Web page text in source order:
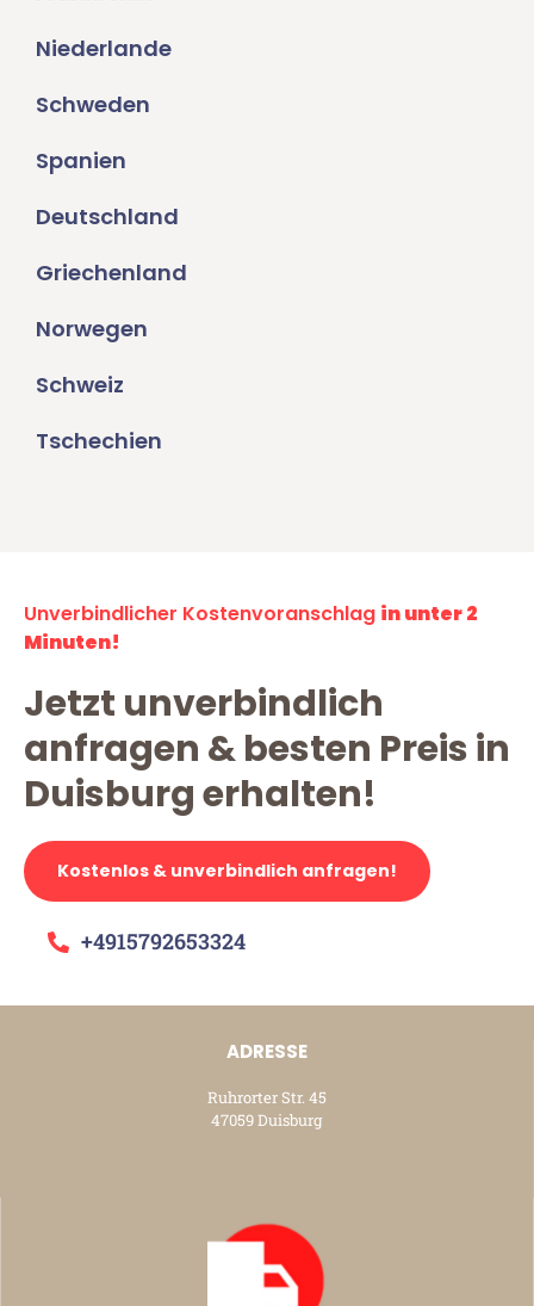
Niederlande
Schweden
Spanien
Deutschland
Griechenland
Norwegen
Schweiz
Tschechien
Unverbindlicher Kostenvoranschlag in unter 2
Minuten!
Jetzt unverbindlich
anfragen & besten Preis in
Duisburg erhalten!
Kostenlos & unverbindlich anfragen!
+4915792653324
ADRESSE
Ruhrorter Str. 45
47059 Duisburg